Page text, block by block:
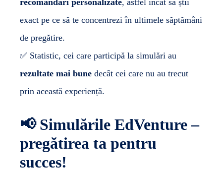
recomandări personalizate, astfel încât să știi
exact pe ce să te concentrezi în ultimele săptămâni
de pregătire.
✅ Statistic, cei care participă la simulări au
rezultate mai bune decât cei care nu au trecut
prin această experiență.
📢Simulările EdVenture –
pregătirea ta pentru
succes!